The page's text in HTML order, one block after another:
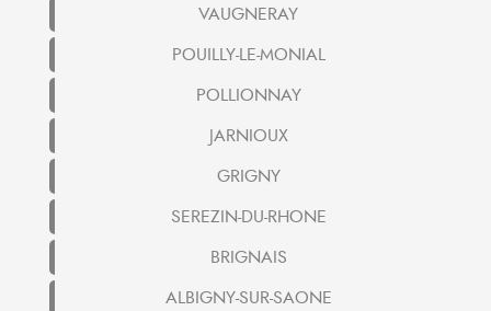
VAUGNERAY
POUILLY-LE-MONIAL
POLLIONNAY
JARNIOUX
GRIGNY
SEREZIN-DU-RHONE
BRIGNAIS
ALBIGNY-SUR-SAONE